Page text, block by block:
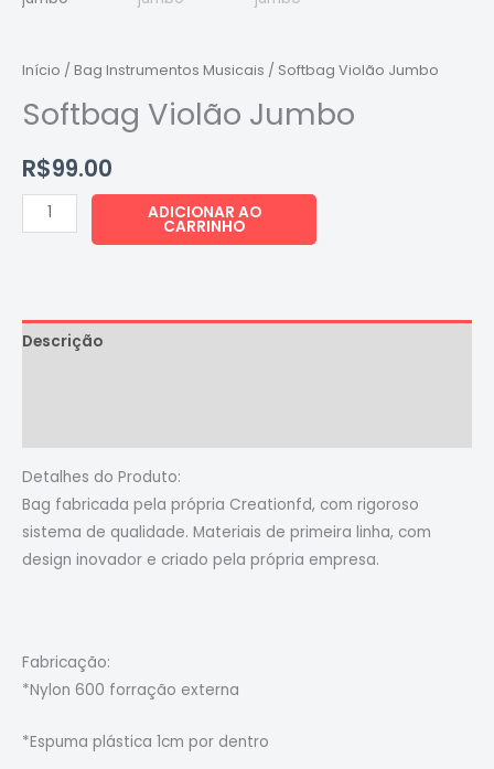
Início / Bag Instrumentos Musicais / Softbag Violão Jumbo
Softbag Violão Jumbo
R$99.00
quantidade
ADICIONAR AO
CARRINHO
Descrição
Detalhes do Produto:
Bag fabricada pela própria Creationfd, com rigoroso
sistema de qualidade. Materiais de primeira linha, com
design inovador e criado pela própria empresa.
Fabricação:
*Nylon 600 forração externa
*Espuma plástica 1cm por dentro